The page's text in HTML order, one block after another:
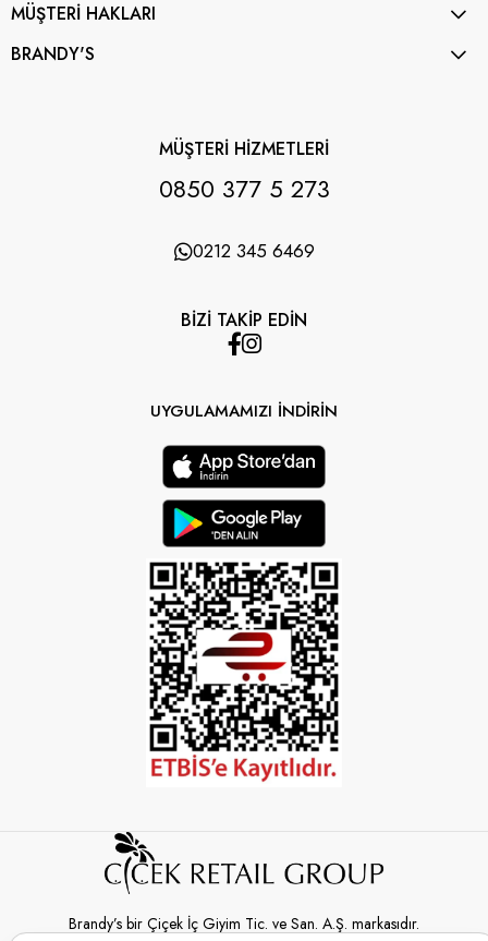
MÜŞTERİ HAKLARI
BRANDY'S
MÜŞTERİ HİZMETLERİ
0850 377 5 273
0212 345 6469
BİZİ TAKİP EDİN
UYGULAMAMIZI İNDİRİN
Brandy’s bir Çiçek İç Giyim Tic. ve San. A.Ş. markasıdır.